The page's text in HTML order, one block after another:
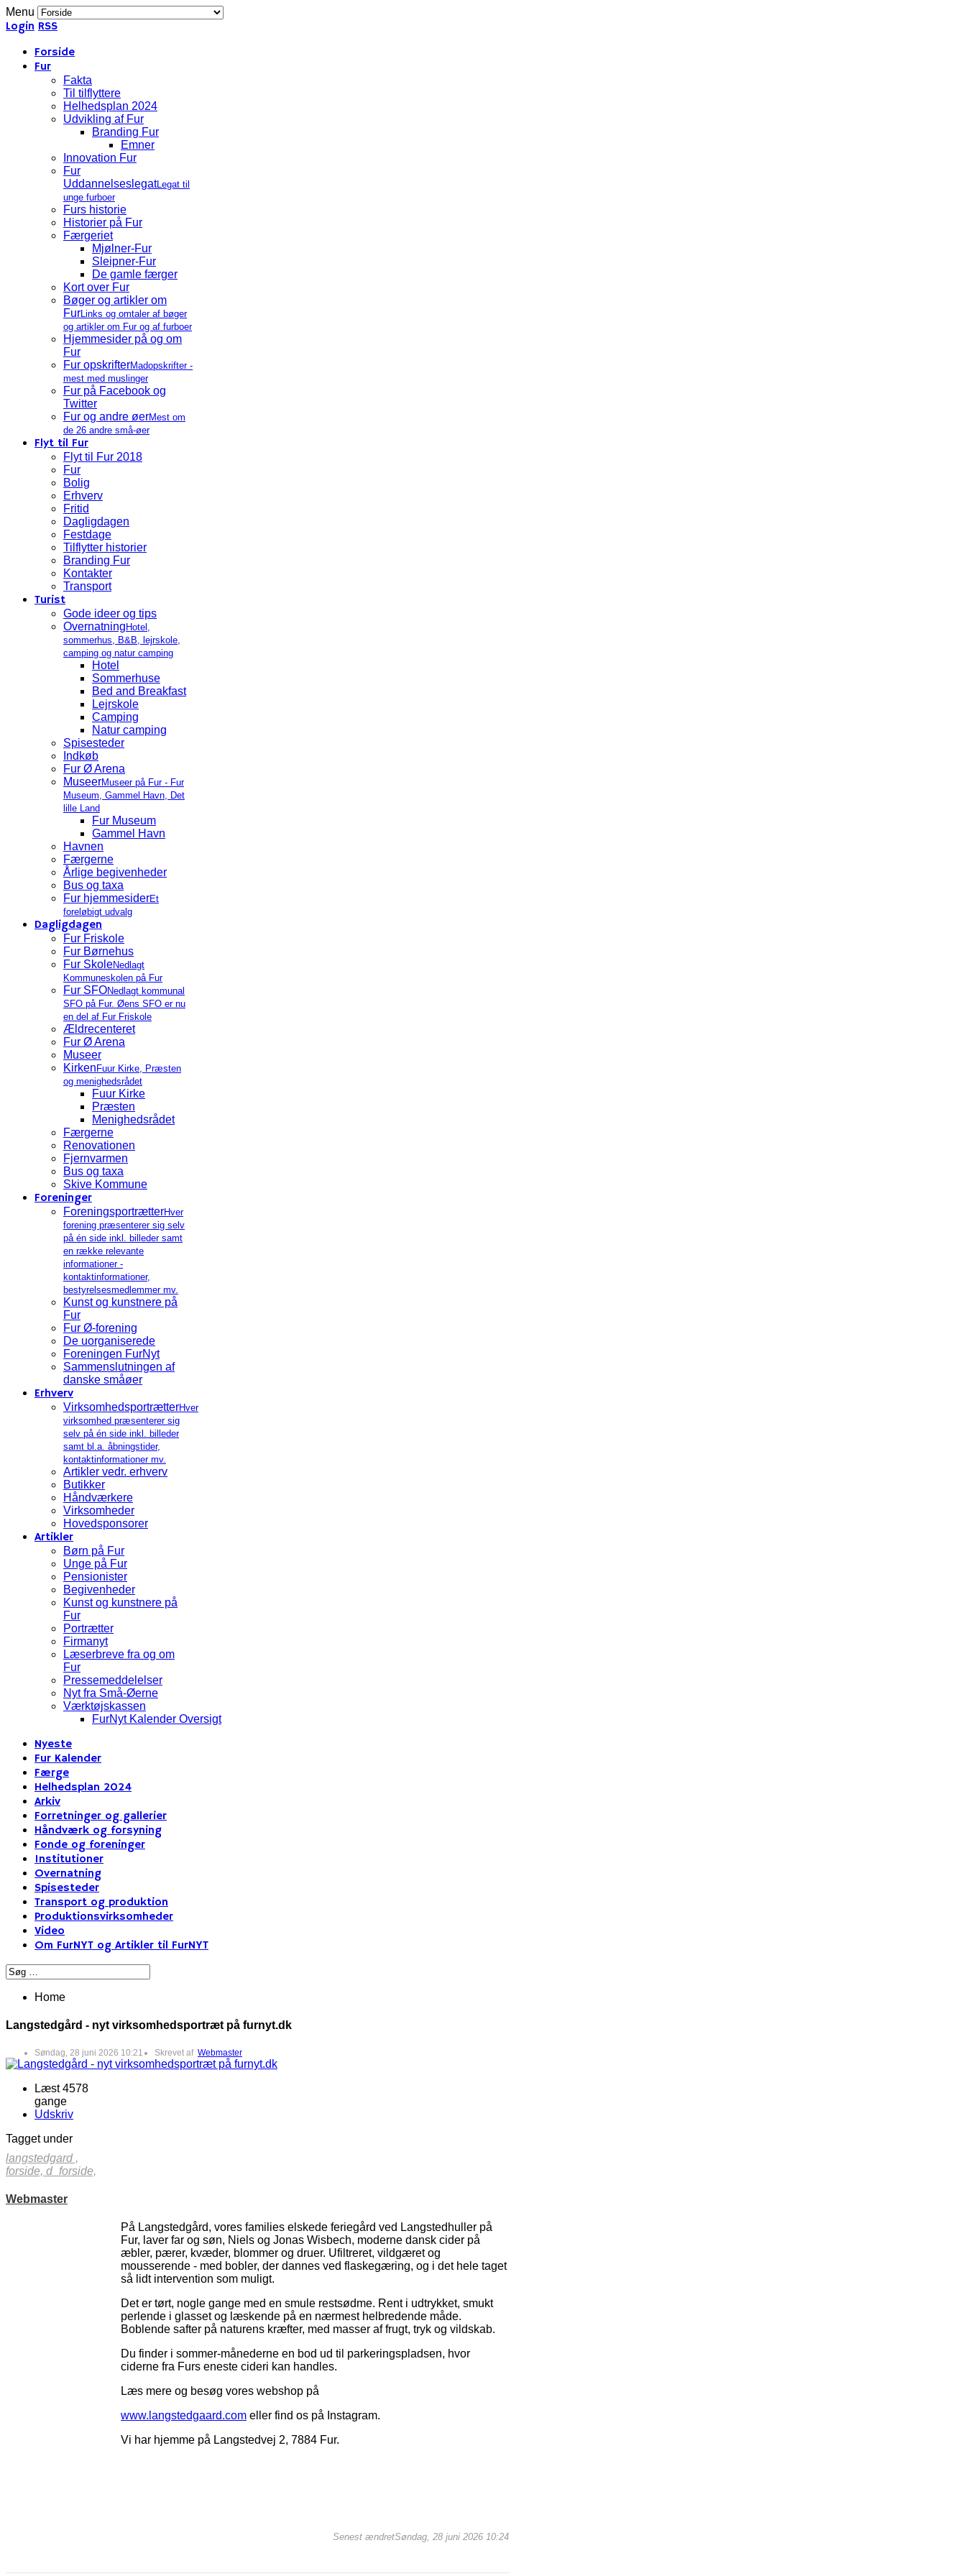
Menu
Login RSS
Forside
Fur
Fakta
Til tilflyttere
Helhedsplan 2024
Udvikling af Fur
Branding Fur
Emner
Innovation Fur
Fur
UddannelseslegatLegat til
unge furboer
Furs historie
Historier på Fur
Færgeriet
Mjølner-Fur
Sleipner-Fur
De gamle færger
Kort over Fur
Bøger og artikler om
FurLinks og omtaler af bøger
og artikler om Fur og af furboer
Hjemmesider på og om
Fur
Fur opskrifterMadopskrifter -
mest med muslinger
Fur på Facebook og
Twitter
Fur og andre øerMest om
de 26 andre små-øer
Flyt til Fur
Flyt til Fur 2018
Fur
Bolig
Erhverv
Fritid
Dagligdagen
Festdage
Tilflytter historier
Branding Fur
Kontakter
Transport
Turist
Gode ideer og tips
Overnatning Hotel,
sommerhus, B&B, lejrskole,
camping og natur camping
Hotel
Sommerhuse
Bed and Breakfast
Lejrskole
Camping
Natur camping
Spisesteder
Indkøb
Fur Ø Arena
MuseerMuseer på Fur - Fur
Museum, Gammel Havn, Det
lille Land
Fur Museum
Gammel Havn
Havnen
Færgerne
Årlige begivenheder
Bus og taxa
Fur hjemmesiderEt
foreløbigt udvalg
Dagligdagen
Fur Friskole
Fur Børnehus
Fur SkoleNedlagt
Kommuneskolen på Fur
Fur SFONedlagt kommunal
SFO på Fur. Øens SFO er nu
en del af Fur Friskole
Ældrecenteret
Fur Ø Arena
Museer
Kirken Fuur Kirke, Præsten
og menighedsrådet
Fuur Kirke
Præsten
Menighedsrådet
Færgerne
Renovationen
Fjernvarmen
Bus og taxa
Skive Kommune
Foreninger
ForeningsportrætterHver
forening præsenterer sig selv
på én side inkl. billeder samt
en række relevante
informationer -
kontaktinformationer,
bestyrelsesmedlemmer mv.
Kunst og kunstnere på
Fur
Fur Ø-forening
De uorganiserede
Foreningen FurNyt
Sammenslutningen af
danske småøer
Erhverv
VirksomhedsportrætterHver
virksomhed præsenterer sig
selv på én side inkl. billeder
samt bl.a. åbningstider,
kontaktinformationer mv.
Artikler vedr. erhverv
Butikker
Håndværkere
Virksomheder
Hovedsponsorer
Artikler
Børn på Fur
Unge på Fur
Pensionister
Begivenheder
Kunst og kunstnere på
Fur
Portrætter
Firmanyt
Læserbreve fra og om
Fur
Pressemeddelelser
Nyt fra Små-Øerne
Værktøjskassen
FurNyt Kalender Oversigt
Nyeste
Fur Kalender
Færge
Helhedsplan 2024
Arkiv
Forretninger og gallerier
Håndværk og forsyning
Fonde og foreninger
Institutioner
Overnatning
Spisesteder
Transport og produktion
Produktionsvirksomheder
Video
Om FurNYT og Artikler til FurNYT
Home
Langstedgård - nyt virksomhedsportræt på furnyt.dk
Søndag, 28 juni 2026 10:21 Skrevet af Webmaster
Læst 4578
gange
Udskriv
Tagget under
langstedgard ,
forside, d_forside,
Webmaster
På Langstedgård, vores families elskede feriegård ved Langstedhuller på
Fur, laver far og søn, Niels og Jonas Wisbech, moderne dansk cider på
æbler, pærer, kvæder, blommer og druer. Ufiltreret, vildgæret og
mousserende - med bobler, der dannes ved flaskegæring, og i det hele taget
så lidt intervention som muligt.
Det er tørt, nogle gange med en smule restsødme. Rent i udtrykket, smukt
perlende i glasset og læskende på en nærmest helbredende måde.
Boblende safter på naturens kræfter, med masser af frugt, tryk og vildskab.
Du finder i sommer-månederne en bod ud til parkeringspladsen, hvor
ciderne fra Furs eneste cideri kan handles.
Læs mere og besøg vores webshop på
www.langstedgaard.com eller find os på Instagram.
Vi har hjemme på Langstedvej 2, 7884 Fur.
Senest ændretSøndag, 28 juni 2026 10:24